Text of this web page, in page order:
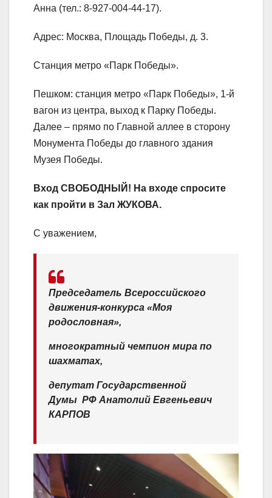
Анна (тел.: 8-927-004-44-17).
Адрес:​ Москва, Площадь Победы, д. 3.
Станция метро «Парк Победы».
Пешком:​ станция метро «Парк Победы», 1-й
вагон из центра, выход к Парку Победы.
Далее – прямо по Главной аллее в сторону
Монумента Победы до главного здания
Музея Победы.
Вход СВОБОДНЫЙ! На входе спросите
как пройти в Зал ЖУКОВА.
С уважением,
Председатель Всероссийского
движения-конкурса «Моя
родословная»,
многократный чемпион мира по
шахматах,
депутат Государственной
Думы РФ Анатолий Евгеньевич
КАРПОВ